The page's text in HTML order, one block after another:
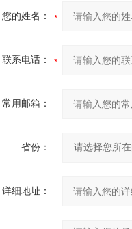
您的姓名：
联系电话：
常用邮箱：
省份：
详细地址：